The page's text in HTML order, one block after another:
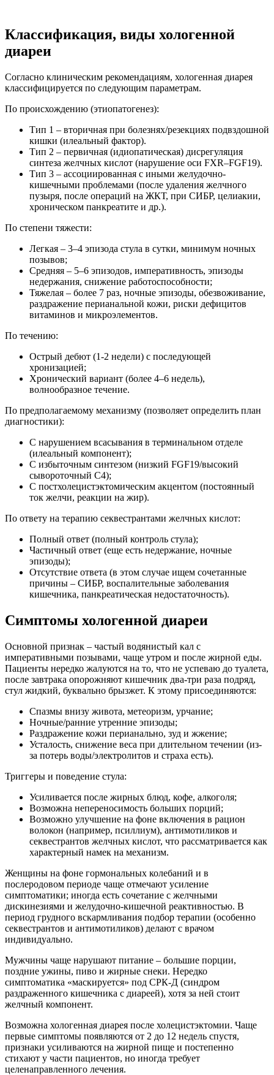
Классификация, виды хологенной
диареи
Согласно клиническим рекомендациям, хологенная диарея
классифицируется по следующим параметрам.
По происхождению (этиопатогенез):
Тип 1 – вторичная при болезнях/резекциях подвздошной
кишки (илеальный фактор).
Тип 2 – первичная (идиопатическая) дисрегуляция
синтеза желчных кислот (нарушение оси FXR–FGF19).
Тип 3 – ассоциированная с иными желудочно-
кишечными проблемами (после удаления желчного
пузыря, после операций на ЖКТ, при СИБР, целиакии,
хроническом панкреатите и др.).
По степени тяжести:
Легкая – 3–4 эпизода стула в сутки, минимум ночных
позывов;
Средняя – 5–6 эпизодов, императивность, эпизоды
недержания, снижение работоспособности;
Тяжелая – более 7 раз, ночные эпизоды, обезвоживание,
раздражение перианальной кожи, риски дефицитов
витаминов и микроэлементов.
По течению:
Острый дебют (1-2 недели) с последующей
хронизацией;
Хронический вариант (более 4–6 недель),
волнообразное течение.
По предполагаемому механизму (позволяет определить план
диагностики):
С нарушением всасывания в терминальном отделе
(илеальный компонент);
С избыточным синтезом (низкий FGF19/высокий
сывороточный C4);
С постхолецистэктомическим акцентом (постоянный
ток желчи, реакции на жир).
По ответу на терапию секвестрантами желчных кислот:
Полный ответ (полный контроль стула);
Частичный ответ (еще есть недержание, ночные
эпизоды);
Отсутствие ответа (в этом случае ищем сочетанные
причины – СИБР, воспалительные заболевания
кишечника, панкреатическая недостаточность).
Симптомы хологенной диареи
Основной признак – частый водянистый кал с
императивными позывами, чаще утром и после жирной еды.
Пациенты нередко жалуются на то, что не успеваю до туалета,
после завтрака опорожняют кишечник два-три раза подряд,
стул жидкий, буквально брызжет. К этому присоединяются:
Спазмы внизу живота, метеоризм, урчание;
Ночные/ранние утренние эпизоды;
Раздражение кожи перианально, зуд и жжение;
Усталость, снижение веса при длительном течении (из-
за потерь воды/электролитов и страха есть).
Триггеры и поведение стула:
Усиливается после жирных блюд, кофе, алкоголя;
Возможна непереносимость больших порций;
Возможно улучшение на фоне включения в рацион
волокон (например, псиллиум), антимотиликов и
секвестрантов желчных кислот, что рассматривается как
характерный намек на механизм.
Женщины на фоне гормональных колебаний и в
послеродовом периоде чаще отмечают усиление
симптоматики; иногда есть сочетание с желчными
дискинезиями и желудочно-кишечной реактивностью. В
период грудного вскармливания подбор терапии (особенно
секвестрантов и антимотиликов) делают с врачом
индивидуально.
Мужчины чаще нарушают питание – большие порции,
поздние ужины, пиво и жирные снеки. Нередко
симптоматика «маскируется» под СРК-Д (синдром
раздраженного кишечника с диареей), хотя за ней стоит
желчный компонент.
Возможна хологенная диарея после холецистэктомии. Чаще
первые симптомы появляются от 2 до 12 недель спустя,
признаки усиливаются на жирной пище и постепенно
стихают у части пациентов, но иногда требует
целенаправленного лечения.